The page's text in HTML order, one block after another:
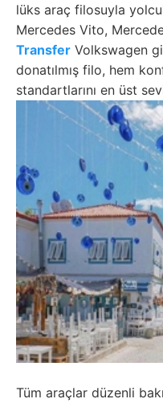
lüks araç filosuyla
Mercedes Vito,
Transfer Volkswagen
donatılmış filo, hem
standartlarını en üst
Tüm araçlar düzenli